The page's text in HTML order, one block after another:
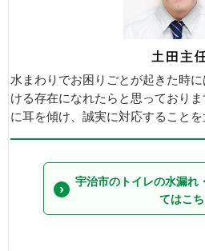
水まわりでお困りごとが起きた時
ける存在になれたらと思っており
に耳を傾け、誠実に対応することを
宇治市のトイレの水漏れ
てはこ